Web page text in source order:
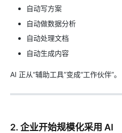
自动写方案
自动做数据分析
自动处理文档
自动生成内容
AI 正从“辅助工具”变成“工作伙伴”。
2. 企业开始规模化采用 AI